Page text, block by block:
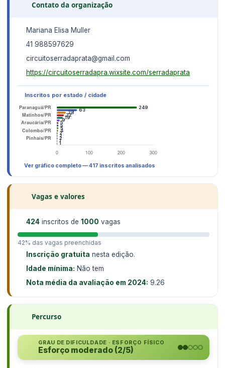
Contato da organização
Mariana Elisa Muller
41 988597629
circuitoserradaprata@gmail.com
https://circuitoserradapra.wixsite.com/serradaprata
Inscritos por estado / cidade
Ver gráfico completo — 417 inscritos analisados
Vagas e valores
424 inscritos de 1000 vagas
42% das vagas preenchidas
Inscrição gratuita nesta edição.
Idade mínima: Não tem
Nota média da avaliação em 2024: 9.26
Percurso
GRAU DE DIFICULDADE · ESFORÇO FÍSICO
Esforço moderado (2/5)